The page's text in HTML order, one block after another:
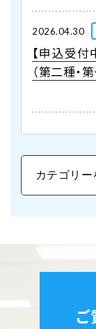
2026.04.30
【申込受
（第二種・
ご